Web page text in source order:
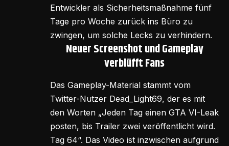
Entwickler als Sicherheitsmaßnahme fünf
Tage pro Woche zurück ins Büro zu
zwingen, um solche Lecks zu verhindern.
Neuer Screenshot und Gameplay
verblüfft Fans
Das Gameplay-Material stammt vom
Twitter-Nutzer Dead_Light69, der es mit
den Worten „Jeden Tag einen GTA VI-Leak
posten, bis Trailer zwei veröffentlicht wird.
Tag 64“. Das Video ist inzwischen aufgrund